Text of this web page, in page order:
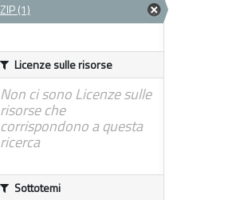
ZIP (1)
Licenze sulle risorse
Non ci sono Licenze sulle
risorse che
corrispondono a questa
ricerca
Sottotemi